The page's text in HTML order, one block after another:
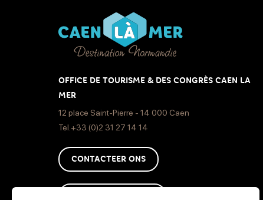
OFFICE DE TOURISME & DES CONGRÈS CAEN LA
MER
12 place Saint-Pierre - 14 000 Caen
Tel.+33 (0)2 31 27 14 14
CONTACTEER ONS